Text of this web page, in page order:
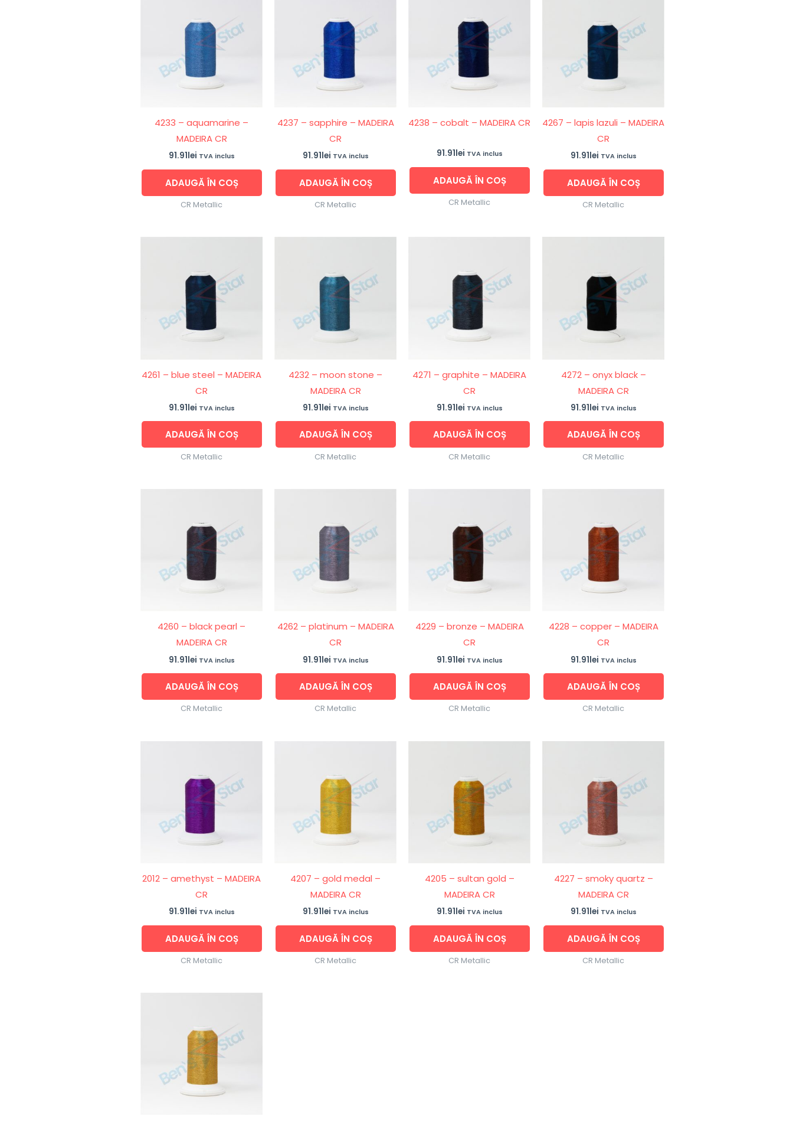
4233 – aquamarine –
MADEIRA CR
91.91lei TVA inclus
ADAUGĂ ÎN COȘ
CR Metallic
4237 – sapphire – MADEIRA
CR
91.91lei TVA inclus
ADAUGĂ ÎN COȘ
CR Metallic
4238 – cobalt – MADEIRA CR
91.91lei TVA inclus
ADAUGĂ ÎN COȘ
CR Metallic
4267 – lapis lazuli – MADEIRA
CR
91.91lei TVA inclus
ADAUGĂ ÎN COȘ
CR Metallic
4261 – blue steel – MADEIRA
CR
91.91lei TVA inclus
ADAUGĂ ÎN COȘ
CR Metallic
4232 – moon stone –
MADEIRA CR
91.91lei TVA inclus
ADAUGĂ ÎN COȘ
CR Metallic
4271 – graphite – MADEIRA
CR
91.91lei TVA inclus
ADAUGĂ ÎN COȘ
CR Metallic
4272 – onyx black –
MADEIRA CR
91.91lei TVA inclus
ADAUGĂ ÎN COȘ
CR Metallic
4260 – black pearl –
MADEIRA CR
91.91lei TVA inclus
ADAUGĂ ÎN COȘ
CR Metallic
4262 – platinum – MADEIRA
CR
91.91lei TVA inclus
ADAUGĂ ÎN COȘ
CR Metallic
4229 – bronze – MADEIRA
CR
91.91lei TVA inclus
ADAUGĂ ÎN COȘ
CR Metallic
4228 – copper – MADEIRA
CR
91.91lei TVA inclus
ADAUGĂ ÎN COȘ
CR Metallic
2012 – amethyst – MADEIRA
CR
91.91lei TVA inclus
ADAUGĂ ÎN COȘ
CR Metallic
4207 – gold medal –
MADEIRA CR
91.91lei TVA inclus
ADAUGĂ ÎN COȘ
CR Metallic
4205 – sultan gold –
MADEIRA CR
91.91lei TVA inclus
ADAUGĂ ÎN COȘ
CR Metallic
4227 – smoky quartz –
MADEIRA CR
91.91lei TVA inclus
ADAUGĂ ÎN COȘ
CR Metallic